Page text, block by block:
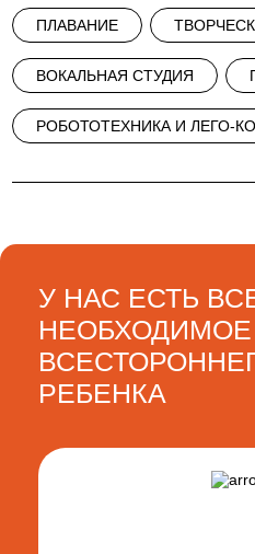
ПЛАВАНИЕ
ВОКАЛЬНАЯ СТУДИЯ
РОБОТОТЕХНИКА И ЛЕГО-
У НАС ЕСТЬ
НЕОБХОДИМОЕ
РЕБЕНКА